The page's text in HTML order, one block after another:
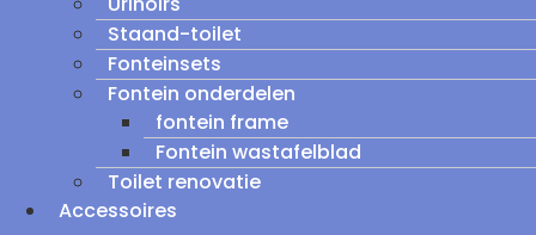
Staand-toilet
Fonteinsets
Fontein onderdelen
fontein frame
Fontein wastafelblad
Toilet renovatie
Accessoires